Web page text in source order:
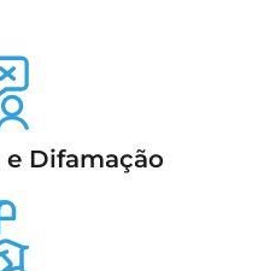
Difamação